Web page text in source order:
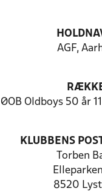
AGF,
ØOB Oldboys 50 år
KLUBBENS
Torben
8520